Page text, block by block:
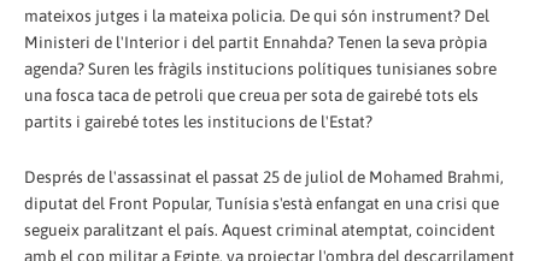
mateixos jutges i la mateixa policia. De qui són instrument? Del
Ministeri de l'Interior i del partit Ennahda? Tenen la seva pròpia
agenda? Suren les fràgils institucions polítiques tunisianes sobre
una fosca taca de petroli que creua per sota de gairebé tots els
partits i gairebé totes les institucions de l'Estat?
Després de l'assassinat el passat 25 de juliol de Mohamed Brahmi,
diputat del Front Popular, Tunísia s'està enfangat en una crisi que
segueix paralitzant el país. Aquest criminal atemptat, coincident
amb el cop militar a Egipte, va projectar l'ombra del descarrilament